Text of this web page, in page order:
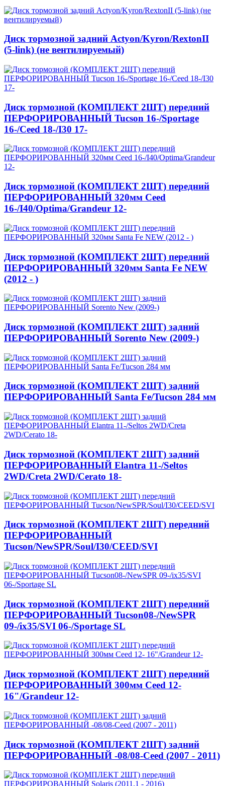
Диск тормозной задний Actyon/Kyron/RextonII
(5-link) (не вентилируемый)
Диск тормозной (КОМПЛЕКТ 2ШТ) передний
ПЕРФОРИРОВАННЫЙ Tucson 16-/Sportage
16-/Ceed 18-/I30 17-
Диск тормозной (КОМПЛЕКТ 2ШТ) передний
ПЕРФОРИРОВАННЫЙ 320мм Ceed
16-/I40/Optima/Grandeur 12-
Диск тормозной (КОМПЛЕКТ 2ШТ) передний
ПЕРФОРИРОВАННЫЙ 320мм Santa Fe NEW
(2012 - )
Диск тормозной (КОМПЛЕКТ 2ШТ) задний
ПЕРФОРИРОВАННЫЙ Sorento New (2009-)
Диск тормозной (КОМПЛЕКТ 2ШТ) задний
ПЕРФОРИРОВАННЫЙ Santa Fe/Tucson 284 мм
Диск тормозной (КОМПЛЕКТ 2ШТ) задний
ПЕРФОРИРОВАННЫЙ Elantra 11-/Seltos
2WD/Creta 2WD/Cerato 18-
Диск тормозной (КОМПЛЕКТ 2ШТ) передний
ПЕРФОРИРОВАННЫЙ
Tucson/NewSPR/Soul/I30/CEED/SVI
Диск тормозной (КОМПЛЕКТ 2ШТ) передний
ПЕРФОРИРОВАННЫЙ Tucson08-/NewSPR
09-/ix35/SVI 06-/Sportage SL
Диск тормозной (КОМПЛЕКТ 2ШТ) передний
ПЕРФОРИРОВАННЫЙ 300мм Ceed 12-
16"/Grandeur 12-
Диск тормозной (КОМПЛЕКТ 2ШТ) задний
ПЕРФОРИРОВАННЫЙ -08/08-Ceed (2007 - 2011)